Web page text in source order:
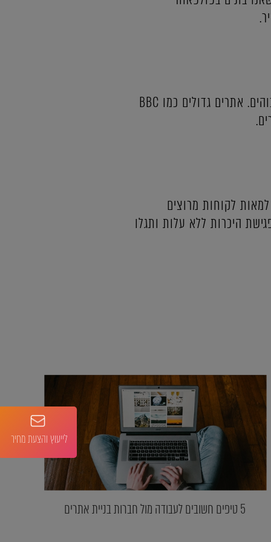
זו כנראה לא הדאגה הראשונה שלכם, אבל וורדפרס מעולה בניהול תנועה גדולה ועומסים גבוהים. אתרים גדולים כמו BBC
לקוחות מרוצים
היכרות ללא עלות ותגלו
5 טיפים חשובים לעבודה מול חברות בניית אתרים
לייעוץ והצעת מחיר